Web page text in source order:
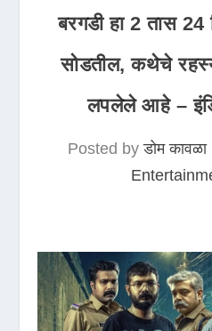
बरगडी हा 2 तास 24
सोडतील, कथेचे
लपलेले आहे –
Posted byडोम कावळा